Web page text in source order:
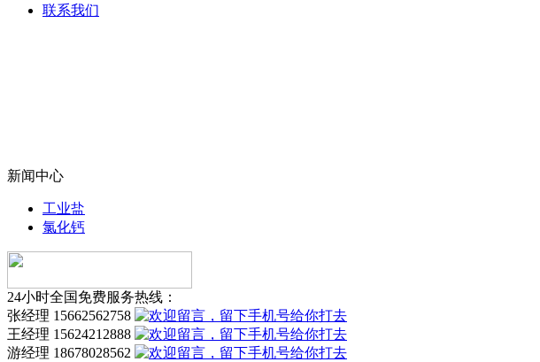
联系我们
新闻中心
工业盐
氯化钙
24小时全国免费服务热线：
张经理 15662562758
王经理 15624212888
游经理 18678028562